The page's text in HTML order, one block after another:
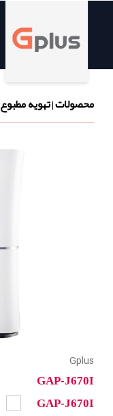
محصولات|تهویه مطبوع
Gplus
GAP-J670I
GAP-J670I